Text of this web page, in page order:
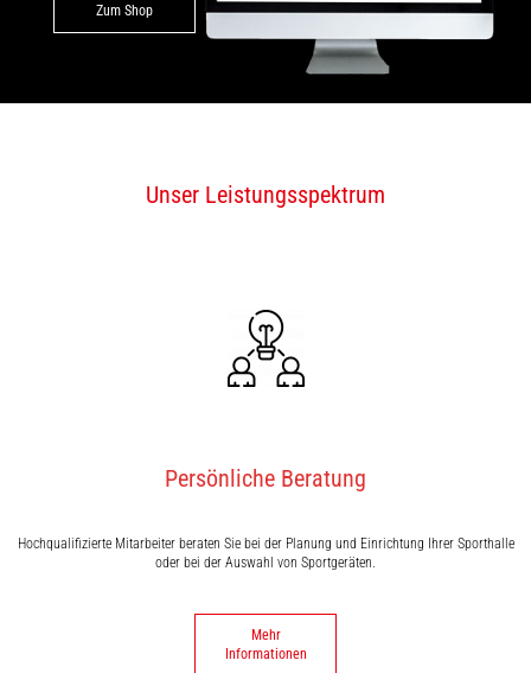
Zum Shop
Unser Leistungsspektrum
Persönliche Beratung
Hochqualifizierte Mitarbeiter beraten Sie bei der Planung und Einrichtung Ihrer Sporthalle
oder bei der Auswahl von Sportgeräten.
Mehr
Informationen